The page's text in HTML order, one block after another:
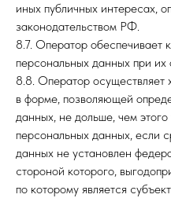
иных публичных интересах,
законодательством РФ.
8.7. Оператор обеспечивает
персональных данных при их
8.8. Оператор осуществляет
в форме, позволяющей
данных, не дольше, чем
персональных данных, если
данных не установлен
стороной которого,
по которому является